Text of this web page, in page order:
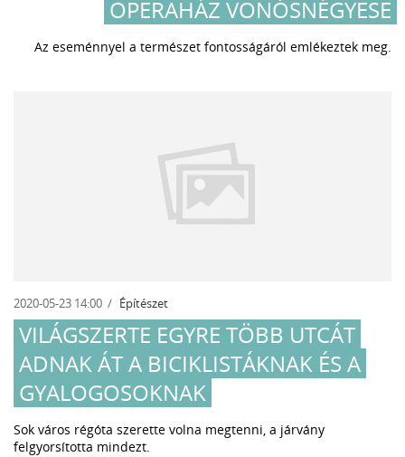
OPERAHÁZ VONÓSNÉGYESE
Az eseménnyel a természet fontosságáról emlékeztek meg.
2020-05-23 14:00 Építészet
VILÁGSZERTE EGYRE TÖBB UTCÁT
ADNAK ÁT A BICIKLISTÁKNAK ÉS A
GYALOGOSOKNAK
Sok város régóta szerette volna megtenni, a járvány
felgyorsította mindezt.